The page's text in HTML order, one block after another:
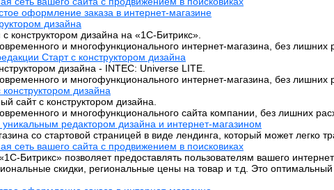
оформление заказа в интернет-магазине
дизайна
конструктором дизайна на «1C-Битрикс».
и многофункционального интернет-магазина, без лишних
Старт с конструктором дизайна
дизайна - INTEC: Universe LITE.
и многофункционального интернет-магазина, без лишних
дизайна
сайт с конструктором дизайна.
и многофункционального сайта компании, без лишних
уникальным редактором дизайна и интернет-магазином
со стартовой страницей в виде лендинга, который может
сеть вашего сайта с продвижением в поисковиках
Битрикс» позволяет предоставлять пользователям вашего
скидки, региональные цены на товар и т.д. Это